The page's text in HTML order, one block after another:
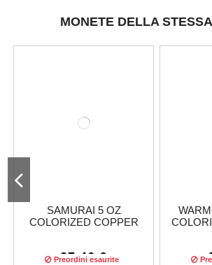
MONETE DELLA
SAMURAI 5 OZ
COLORIZED COPPER
27,46 €
Preordini esaurite